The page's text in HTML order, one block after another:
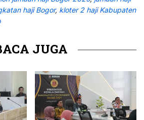
haji Bogor, kloter 2 haji Kabupaten
JUGA